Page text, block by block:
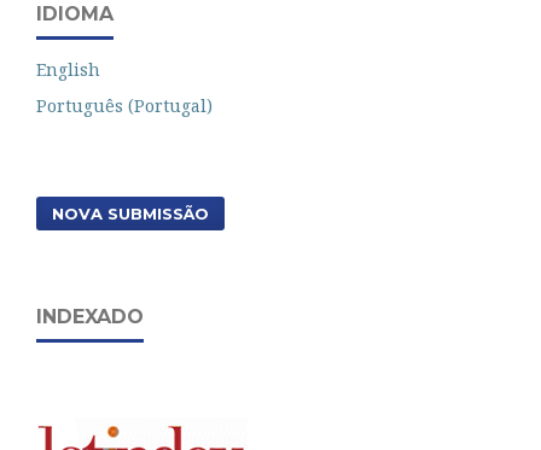
IDIOMA
English
Português (Portugal)
NOVA SUBMISSÃO
INDEXADO